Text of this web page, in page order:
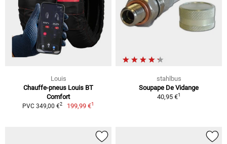
Louis
Chauffe-pneus Louis BT
Comfort
PVC 349,00 €2 199,99 €1
stahlbus
Soupape De Vidange
40,95 €1